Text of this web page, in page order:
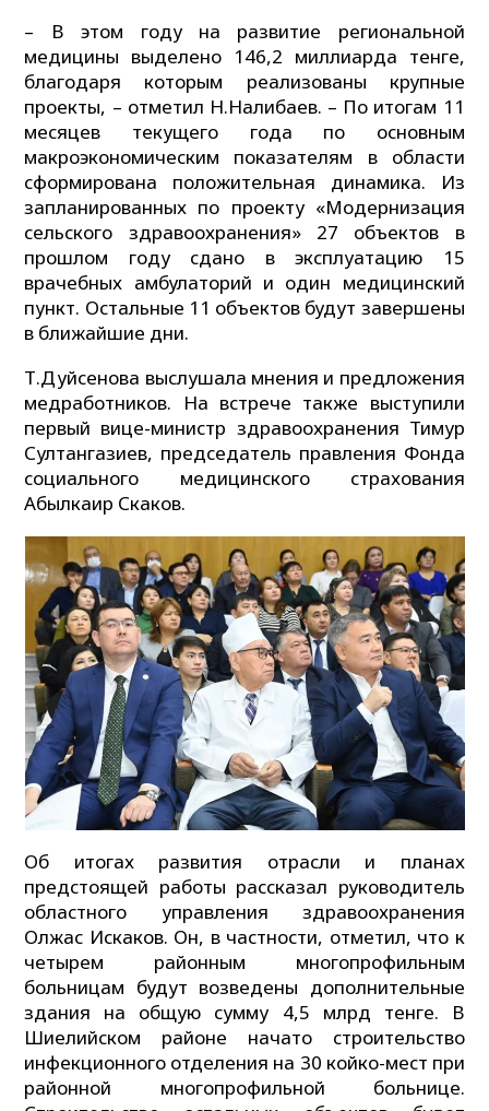
– В этом году на развитие региональной
медицины выделено 146,2 миллиарда тенге,
благодаря которым реализованы крупные
проекты, – отметил Н.Налибаев. – По итогам 11
месяцев текущего года по основным
макроэкономическим показателям в области
сформирована положительная динамика. Из
запланированных по проекту «Модернизация
сельского здравоохранения» 27 объектов в
прошлом году сдано в эксплуатацию 15
врачебных амбулаторий и один медицинский
пункт. Остальные 11 объектов будут завершены
в ближайшие дни.
Т.Дуйсенова выслушала мнения и предложения
медработников. На встрече также выступили
первый вице-министр здравоохранения Тимур
Султангазиев, председатель правления Фонда
социального медицинского страхования
Абылкаир Скаков.
Об итогах развития отрасли и планах
предстоящей работы рассказал руководитель
областного управления здравоохранения
Олжас Искаков. Он, в частности, отметил, что к
четырем районным многопрофильным
больницам будут возведены дополнительные
здания на общую сумму 4,5 млрд тенге. В
Шиелийском районе начато строительство
инфекционного отделения на 30 койко-мест при
районной многопрофильной больнице.